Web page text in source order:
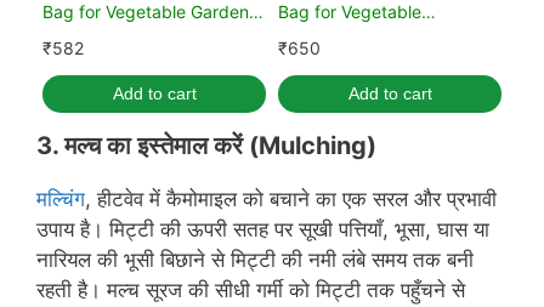
Bag for Vegetable Garden,
Premium HDPE 260 GSM
Terrace Gardening (Pack of
5)
₹582
Add to cart
Bag for Vegetable
Gardening, Premium HDPE
for Terrace Garden (Pack of
5)
₹650
Add to cart
3.मल्च का इस्तेमाल करें (Mulching)
मल्चिंग, हीटवेव में कैमोमाइल को बचाने का एक सरल और प्रभावी
उपाय है। मिट्टी की ऊपरी सतह पर सूखी पत्तियाँ, भूसा, घास या
नारियल की भूसी बिछाने से मिट्टी की नमी लंबे समय तक बनी
रहती है। मल्च सूरज की सीधी गर्मी को मिट्टी तक पहुँचने से